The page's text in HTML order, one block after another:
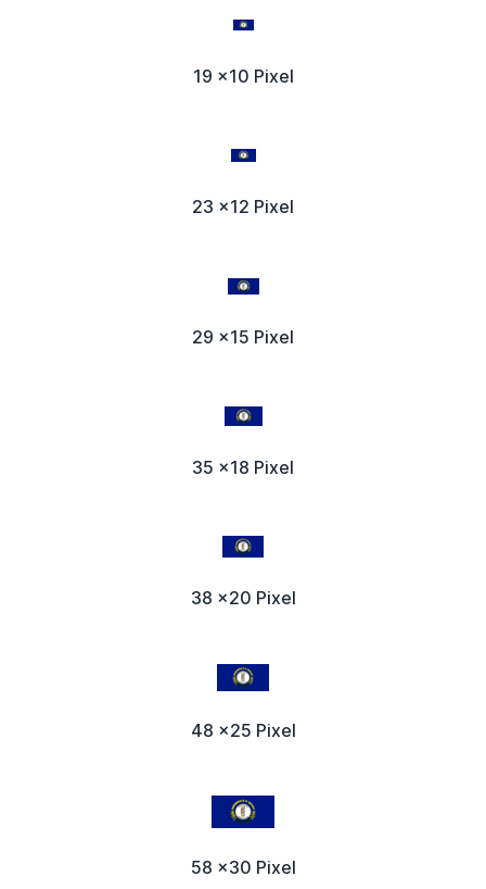
19 x10 Pixel
23 x12 Pixel
29 x15 Pixel
35 x18 Pixel
38 x20 Pixel
48 x25 Pixel
58 x30 Pixel